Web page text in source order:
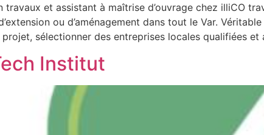
travaux et assistant à maîtrise d’ouvrage chez illiCO
ou d’aménagement dans tout le Var.
sélectionner des entreprises locales qualifiées
Institut